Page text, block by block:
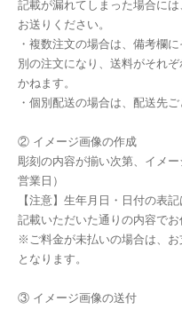
記載が漏れてしまった場合に
お送りください。
・複数注文の場合は、備考欄
別の注文になり、送料がそれ
かねます。
・個別配送の場合は、配送先ご
② イメージ画像の作成
彫刻の内容が揃い次第、イメ
営業日）
【注意】生年月日・日付の表
記載いただいた通りの内容でお
※ご料金が未払いの場合は、
となります。
③ イメージ画像の送付